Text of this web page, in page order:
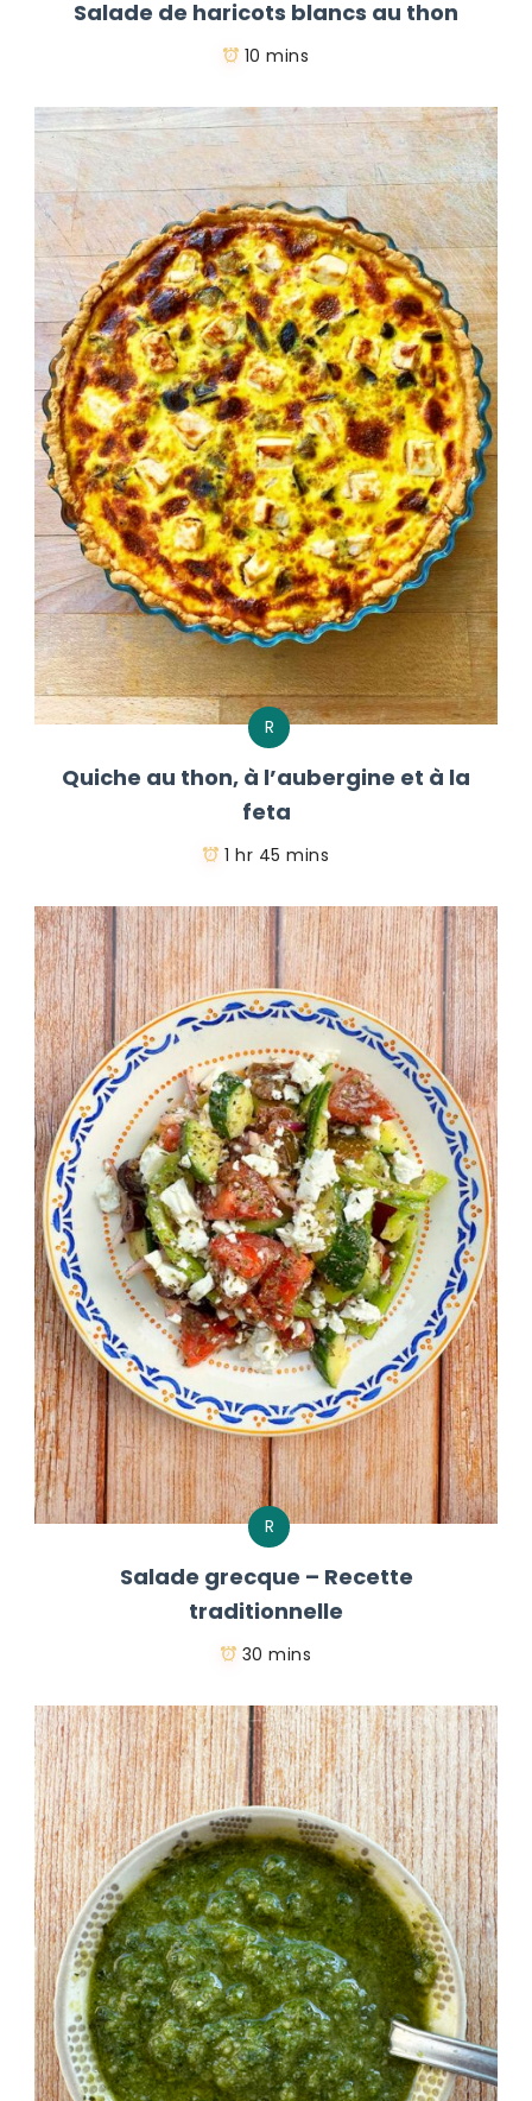
Salade de haricots blancs au thon
10 mins
R
Quiche au thon, à l’aubergine et à la
feta
1 hr 45 mins
R
Salade grecque – Recette
traditionnelle
30 mins